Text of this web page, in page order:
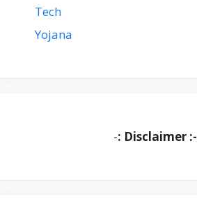
Tech
Yojana
-: Disclaimer :-